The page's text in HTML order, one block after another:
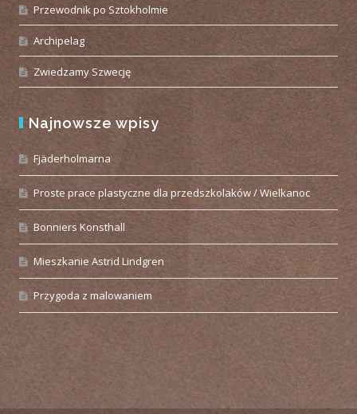
Przewodnik po Sztokholmie
Archipelag
Zwiedzamy Szwecję
Najnowsze wpisy
Fjäderholmarna
Proste prace plastyczne dla przedszkolaków / Wielkanoc
Bonniers Konsthall
Mieszkanie Astrid Lindgren
Przygoda z malowaniem